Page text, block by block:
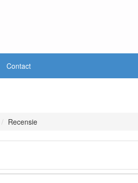
Contact
Recensie